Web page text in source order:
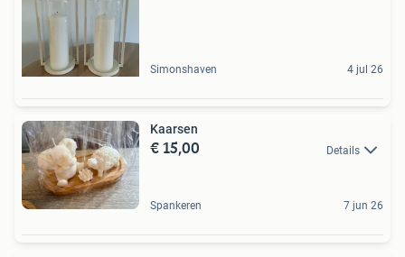
Simonshaven 4 jul 26
Kaarsen
€ 15,00 Details
Spankeren 7 jun 26